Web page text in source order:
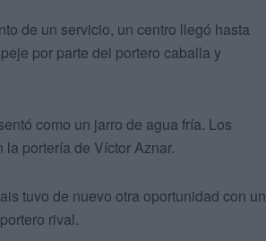
de un servicio, un centro llegó hasta
por parte del portero caballa y
como un jarro de agua fría. Los
portería de Víctor Aznar.
tuvo de nuevo otra oportunidad con un
rival.